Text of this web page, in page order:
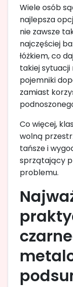
Wiele osób
najlepsza
nie zawsze
najczęściej
łóżkiem, co
takiej
pojemniki
zamiast
Co więcej,
wolną
tańsze i
sprzątający
problemu.